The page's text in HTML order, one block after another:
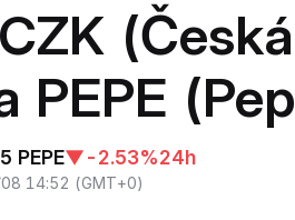
(Česká
PEPE
PEPE▼-2.53%24h
14:52 (GMT+0)